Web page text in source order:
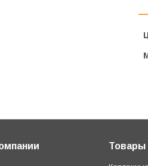
Товары